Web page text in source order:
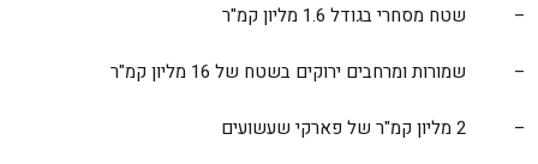
– שטח מסחרי בגודל 1.6 מליון קמ"ר
– שמורות ומרחבים ירוקים בשטח של 16 מליון קמ"ר
– 2 מליון קמ"ר של פארקי שעשועים